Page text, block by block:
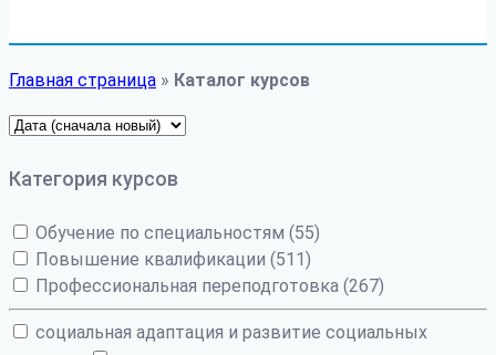
Главная страница » Каталог курсов
Категория курсов
Обучение по специальностям (55)
Повышение квалификации (511)
Профессиональная переподготовка (267)
cоциальная адаптация и развитие социальных